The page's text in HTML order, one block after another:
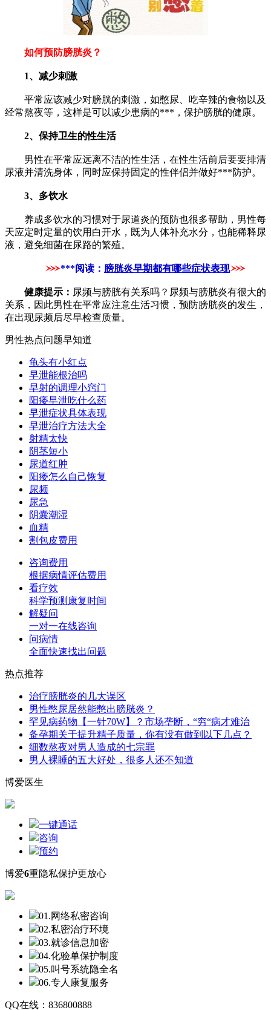
如何预防膀胱炎？
1、减少刺激
平常应该减少对膀胱的刺激，如憋尿、吃辛辣的食物以及
经常熬夜等，这样是可以减少患病的***，保护膀胱的健康。
2、保持卫生的性生活
男性在平常应远离不洁的性生活，在性生活前后要要排清
尿液并清洗身体，同时应保持固定的性伴侣并做好***防护。
3、多饮水
养成多饮水的习惯对于尿道炎的预防也很多帮助，男性每
天应定时定量的饮用白开水，既为人体补充水分，也能稀释尿
液，避免细菌在尿路的繁殖。
***阅读： 膀胱炎早期都有哪些症状表现
健康提示： 尿频与膀胱有关系吗？尿频与膀胱炎有很大的
关系，因此男性在平常应注意生活习惯，预防膀胱炎的发生，
在出现尿频后尽早检查质量。
男性热点问题早知道
龟头有小红点
早泄能根治吗
早射的调理小窍门
阳痿早泄吃什么药
早泄症状具体表现
早泄治疗方法大全
射精太快
阴茎短小
尿道红肿
阳痿怎么自己恢复
尿频
尿急
阴囊潮湿
血精
割包皮费用
咨询费用
根据病情评估费用
看疗效
科学预测康复时间
解疑问
一对一在线咨询
问病情
全面快速找出问题
热点推荐
治疗膀胱炎的几大误区
男性憋尿居然能憋出膀胱炎？
罕见病药物【一针70W】？市场垄断，“穷“病才难治
备孕期关于提升精子质量，你有没有做到以下几点？
细数熬夜对男人造成的七宗罪
男人裸睡的五大好处，很多人还不知道
博爱医生
一键通话
咨询
预约
博爱6重隐私保护更放心
01.网络私密咨询
02.私密治疗环境
03.就诊信息加密
04.化验单保护制度
05.叫号系统隐全名
06.专人康复服务
QQ在线：836800888